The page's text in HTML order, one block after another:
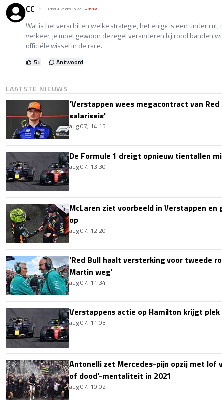
CC 19 mei 2025 om 16:22 +19149
Wat is het verschil en welke strategie, het enige is een under cut,
verkeer, je moet gewoon de regel veranderen bij rood banden
officiële wissel in de race.
5+ Antwoord
LAATSTE NIEUWS
'Verstappen wees megacontract van
salariseis'
aug 07, 14:15
De Formule 1 dreigt opnieuw tientallen
aug 07, 13:30
McLaren ziet voorbeeld in Verstappen
op
aug 07, 12:20
'Red Bull haalt versterking voor tweede
Martin weg'
aug 07, 11:34
Verstappens actie op Hamilton krijgt
aug 07, 11:03
Antonelli zet Mercedes-pijn opzij met lof
of dood'-mentaliteit in 2021
aug 07, 10:02